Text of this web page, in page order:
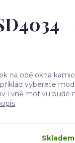
na obě okna
vyberete
i vně motivu bude
Skladem